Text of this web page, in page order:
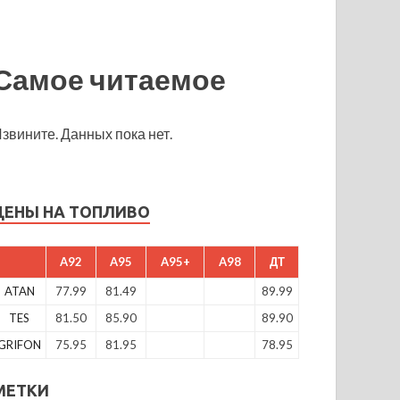
читаемое
Данных пока нет.
НА ТОПЛИВО
A92 A95 A95+ A98 ДТ
ATAN 77.99 81.49
89.99
TES
81.50 85.90
89.90
75.95 81.95 78.95